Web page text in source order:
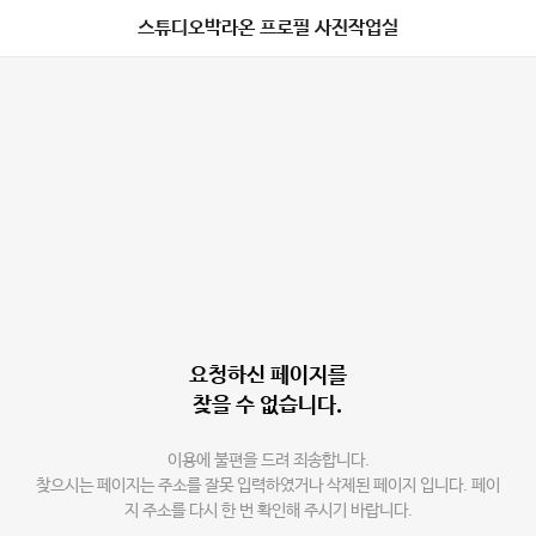
스튜디오박라온 프로필 사진작업실
요청하신 페이지를
찾을 수 없습니다.
이용에 불편을 드려 죄송합니다.
찾으시는 페이지는 주소를 잘못 입력하였거나 삭제된 페이지 입니다. 페이
지 주소를 다시 한 번 확인해 주시기 바랍니다.